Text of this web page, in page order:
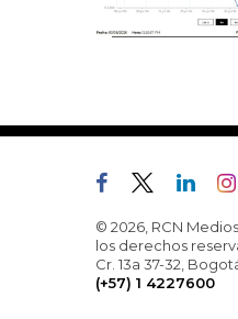
© 2026, RCN
los derechos
Cr. 13a 37-32,
(+57) 1 4227600